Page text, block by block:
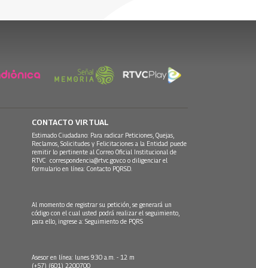
CONTACTO VIRTUAL
Estimado Ciudadano: Para radicar Peticiones, Quejas,
Reclamos, Solicitudes y Felicitaciones a la Entidad puede
remitir lo pertinente al Correo Oficial Institucional de
RTVC correspondencia@rtvc.gov.co o diligenciar el
formulario en línea: Contacto PQRSD.
Al momento de registrar su petición, se generará un
código con el cual usted podrá realizar el seguimiento,
para ello, ingrese a: Seguimiento de PQRS
Asesor en línea: lunes 9:30 a.m. - 12 m
(+57) (601) 2200700